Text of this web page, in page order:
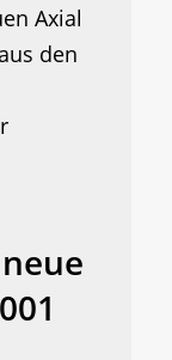
Axial
den